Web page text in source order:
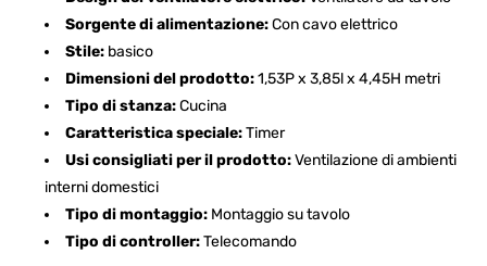
Sorgente di alimentazione:Con cavo elettrico
Stile: basico
Dimensioni del prodotto:1,53P x 3,85l x 4,45H metri
Tipo di stanza:Cucina
Caratteristica speciale:Timer
Usi consigliati per il prodotto:Ventilazione di ambienti
interni domestici
Tipo di montaggio: Montaggio su tavolo
Tipo di controller:Telecomando